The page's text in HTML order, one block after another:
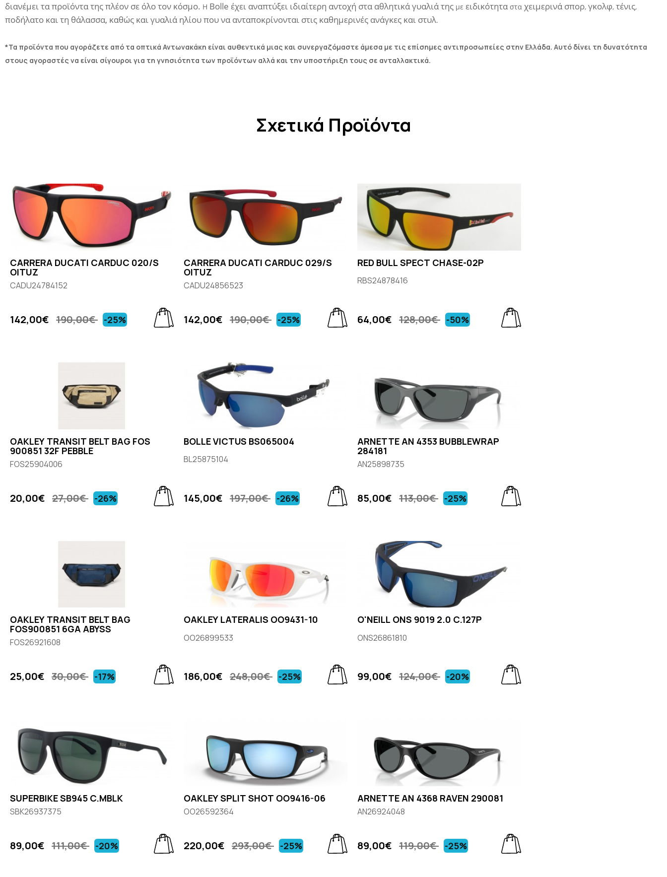
διανέμει τα προϊόντα της πλέον σε όλο τον κόσμο. Η Bolle έχει αναπτύξει ιδιαίτερη αντοχή στα αθλητικά γυαλιά της με ειδικότητα στα χειμερινά σπορ, γκολφ, τένις,
ποδήλατο και τη θάλασσα, καθώς καιγυαλιά ηλίου που να ανταποκρίνονται στις καθημερινές ανάγκες και στυλ.
*Τα προϊόντα που αγοράζετε από τα οπτικά Αντωνακάκη είναι αυθεντικά μιας και συνεργαζόμαστε άμεσα με τις επίσημες αντιπροσωπείες στην Ελλάδα. Αυτό δίνει τη δυνατότητα
στους αγοραστές να είναι σίγουροι για τη γνησιότητα των προϊόντων αλλά και την υποστήριξη τους σε ανταλλακτικά.
Σχετικά Προϊόντα
CARRERA DUCATI CARDUC 020/S
OITUZ
CADU24784152
142,00€ 190,00€ -25%
CARRERA DUCATI CARDUC 029/S
OITUZ
CADU24856523
142,00€ 190,00€ -25%
RED BULL SPECT CHASE-02P
RBS24878416
64,00€ 128,00€ -50%
OAKLEY TRANSIT BELT BAG FOS
900851 32F PEBBLE
FOS25904006
20,00€ 27,00€ -26%
BOLLE VICTUS BS065004
BL25875104
145,00€ 197,00€ -26%
ARNETTE AN 4353 BUBBLEWRAP
284181
AN25898735
85,00€ 113,00€ -25%
OAKLEY TRANSIT BELT BAG
FOS900851 6GA ABYSS
FOS26921608
25,00€ 30,00€ -17%
OAKLEY LATERALIS OO9431-10
OO26899533
186,00€ 248,00€ -25%
O'NEILL ONS 9019 2.0 C.127P
ONS26861810
99,00€ 124,00€ -20%
SUPERBIKE SB945 C.MBLK
SBK26937375
89,00€ 111,00€ -20%
OAKLEY SPLIT SHOT OO9416-06
OO26592364
220,00€ 293,00€ -25%
ARNETTE AN 4368 RAVEN 290081
AN26924048
89,00€ 119,00€ -25%